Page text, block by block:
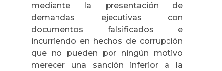
mediante la presentación de
demandas ejecutivas con
documentos falsificados e
incurriendo en hechos de corrupción
que no pueden por ningún motivo
merecer una sanción inferior a la